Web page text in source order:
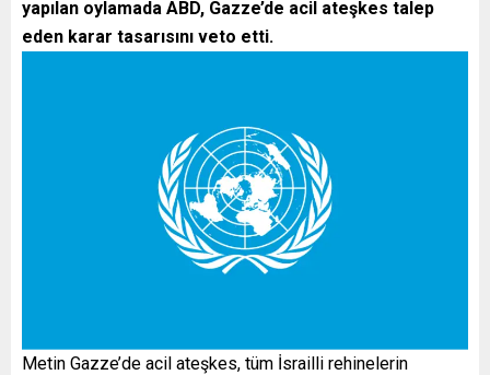
yapılan oylamada ABD, Gazze’de acil ateşkes talep
eden karar tasarısını veto etti.
Metin Gazze’de acil ateşkes, tüm İsrailli rehinelerin